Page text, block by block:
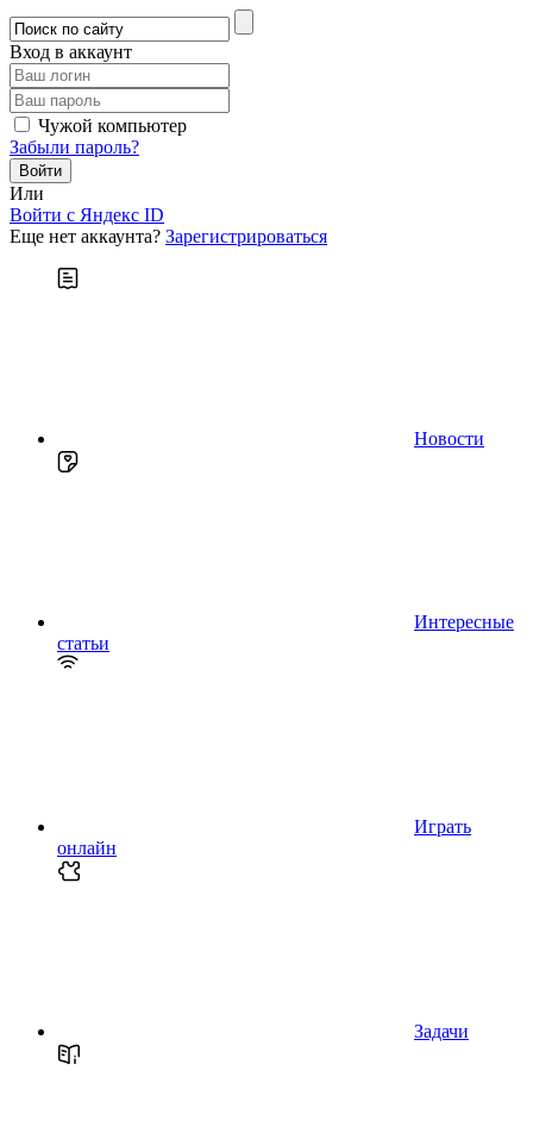
Вход в аккаунт
Чужой компьютер
Забыли пароль?
Или
Войти c Яндекс ID
Еще нет аккаунта? Зарегистрироваться
Новости
Интересные
статьи
Играть
онлайн
Задачи